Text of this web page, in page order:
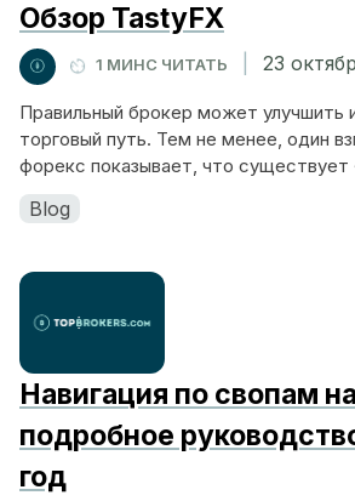
Обзор TastyFX
1 МИНС ЧИТАТЬ 23
Правильный брокер может улучшить
торговый путь. Тем не менее, один
форекс показывает, что
Blog
Навигация по свопам
подробное
год